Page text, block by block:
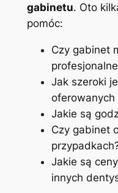
gabinetu. Oto
pomóc:
Czy gabinet
Jak szeroki
oferowanych
Jakie są
Czy gabinet
Jakie są
innych